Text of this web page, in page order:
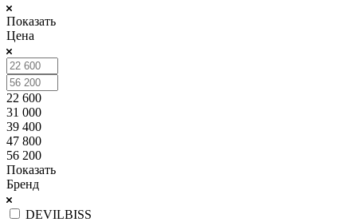
Показать
Цена
22 600
31 000
39 400
47 800
56 200
Показать
Бренд
DEVILBISS